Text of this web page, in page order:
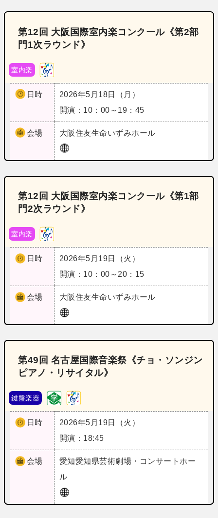
第12回 大阪国際室内楽コンクール《第2部
門1次ラウンド》
室内楽
日時
2026年5月18日（月）
開演：10：00～19：45
会場 大阪住友生命いずみホール
第12回 大阪国際室内楽コンクール《第1部
門2次ラウンド》
室内楽
日時
2026年5月19日（火）
開演：10：00～20：15
会場 大阪住友生命いずみホール
第49回 名古屋国際音楽祭《チョ・ソンジン
ピアノ・リサイタル》
鍵盤楽器
日時
2026年5月19日（火）
開演：18:45
会場 愛知愛知県芸術劇場・コンサートホー
ル